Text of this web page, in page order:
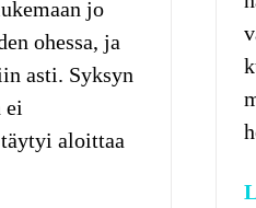
jo
ohessa, ja
asti. Syksyn
ei
aloittaa